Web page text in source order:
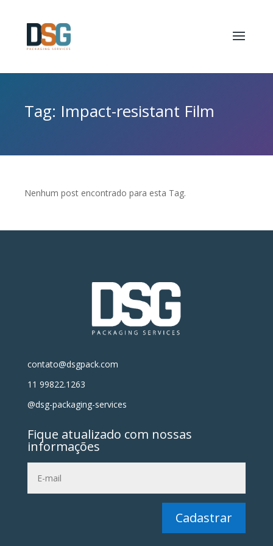
Tag: Impact-resistant Film
Nenhum post encontrado para esta Tag.
contato@dsgpack.com
11 99822.1263
@dsg-packaging-services
Fique atualizado com nossas
informações
Cadastrar